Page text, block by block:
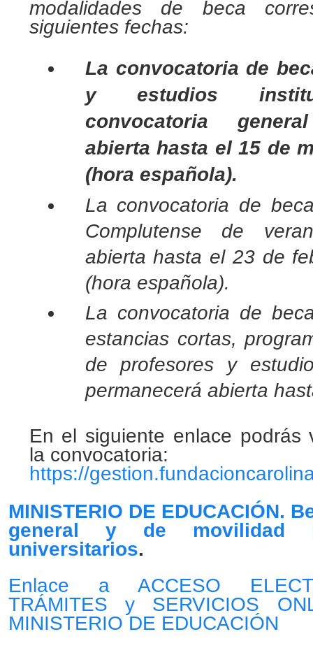
modalidades de beca
siguientes fechas:
La convocatoria de
y estudios
convocatoria
abierta hasta el 15 de
(hora española).
La convocatoria de
Complutense de
abierta hasta el 23 de
(hora española).
La convocatoria de
estancias cortas,
de profesores y
permanecerá abierta
En el siguiente enlace podrás
la convocatoria:
https://
MINISTERIO DE EDUCACIÓN.
general y de movilidad
universitarios.
Enlace a ACCESO
TRÁMITES y SERVICIOS
MINISTERIO DE EDUCACIÓN